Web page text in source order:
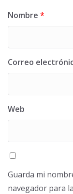
Nombre *
Correo
Web
Guarda mi
navegador para